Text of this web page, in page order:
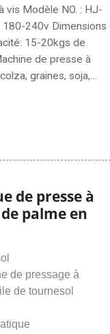
vis Modèle NO. : HJ-
180-240v Dimensions
15-20kgs de
de presse à
graines, soja,
maïs, sésame,
grandes
Machine
capacité est une
pressage en usine
ou de
de tournesol. et
grande variété de
de presse à
palme en
de pressage à
de tournesol